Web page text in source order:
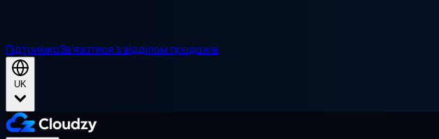
ПідтримкаЗв'язатися з відділом продажів
UK